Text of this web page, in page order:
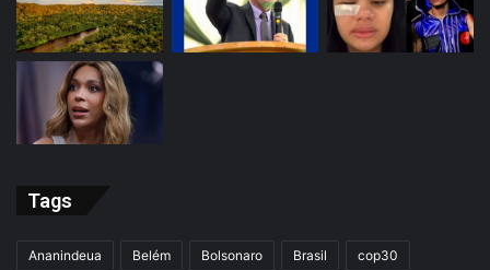
Tags
Ananindeua Belém Bolsonaro Brasil cop30